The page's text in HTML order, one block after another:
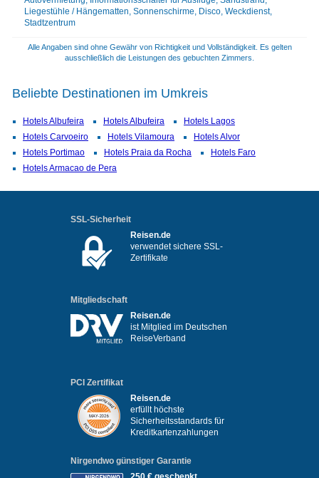
Liegestühle / Hängematten, Sonnenschirme, Disco, Weckdienst,
Stadtzentrum
Alle Angaben sind ohne Gewähr von Richtigkeit und Vollständigkeit. Es gelten
ausschließlich die Leistungen des gebuchten Zimmers.
Beliebte Destinationen im Umkreis
Hotels Albufeira Hotels Albufeira
Hotels Lagos
Hotels Carvoeiro
Hotels Vilamoura
Hotels Alvor
Hotels Portimao
Hotels Praia da Rocha
Hotels Faro
Hotels Armacao de Pera
SSL-Sicherheit
Reisen.de
verwendet sichere SSL-
Zertifikate
Mitgliedschaft
Reisen.de
ist Mitglied im Deutschen
ReiseVerband
PCI Zertifikat
Reisen.de
erfüllt höchste
Sicherheitsstandards für
Kreditkartenzahlungen
Nirgendwo günstiger Garantie